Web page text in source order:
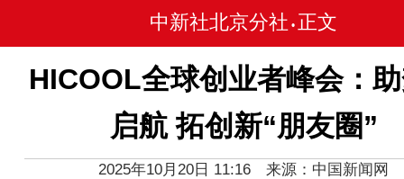
中新社北京分社 • 正文
HICOOL全球创业者峰会：
启航 拓创新“朋友圈”
2025年10月20日 11:16 来源：中国新闻网